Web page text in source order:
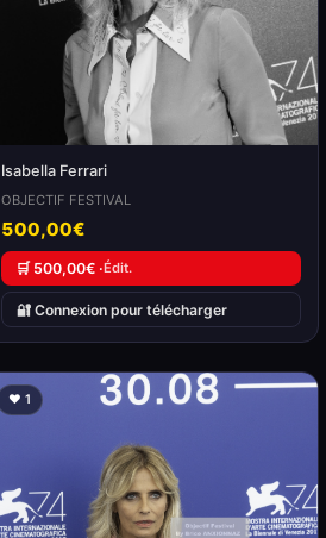
Isabella Ferrari
OBJECTIF FESTIVAL
500,00€
🛒 500,00€ ·Édit.
🔐 Connexion pour télécharger
❤️ 1